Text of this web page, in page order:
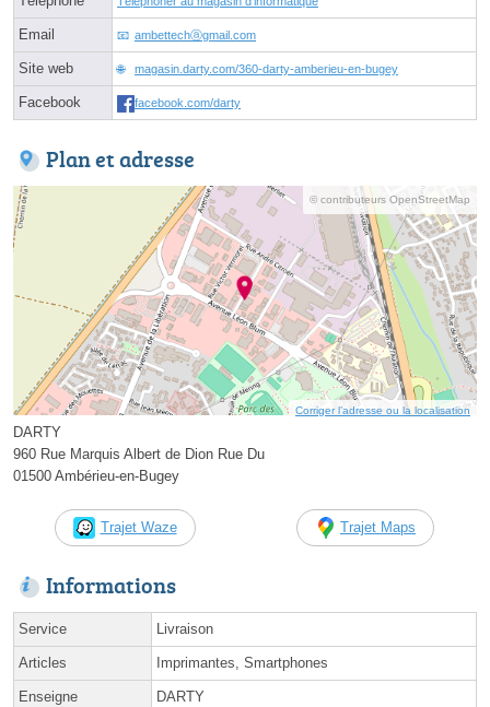
Email ambettechⓐgmail.com
Site web magasin.darty.com/360-darty-amberieu-en-bugey
Facebook facebook.com/darty
Plan et adresse
© contributeurs OpenStreetMap
Corriger l’adresse ou la localisation
DARTY
960 Rue Marquis Albert de Dion Rue Du
01500 Ambérieu-en-Bugey
Trajet Waze Trajet Maps
Informations
Service Livraison
Articles Imprimantes, Smartphones
Enseigne DARTY